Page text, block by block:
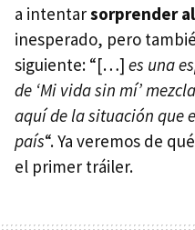
a intentarsorprender
inesperado, pero
siguiente: “[…] es una
de ‘Mi vida sin mí’
aquí de la situación que
país“. Ya veremos de
el primer tráiler.